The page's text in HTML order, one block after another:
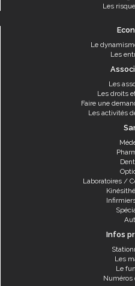
Les
Le
Les
Les
Les droits
Faire une
Les activités
Laboratoires /
Infos
Les
Le
Numéros